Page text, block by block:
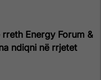
Energy Forum &
ndiqni në rrjetet